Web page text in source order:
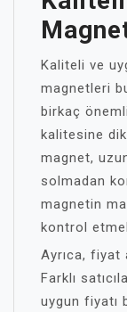
Kaliteli ve
magnetleri
birkaç
kalitesine
magnet,
solmadan
magnetin
kontrol
Ayrıca, fiyat
Farklı
uygun fiyatı